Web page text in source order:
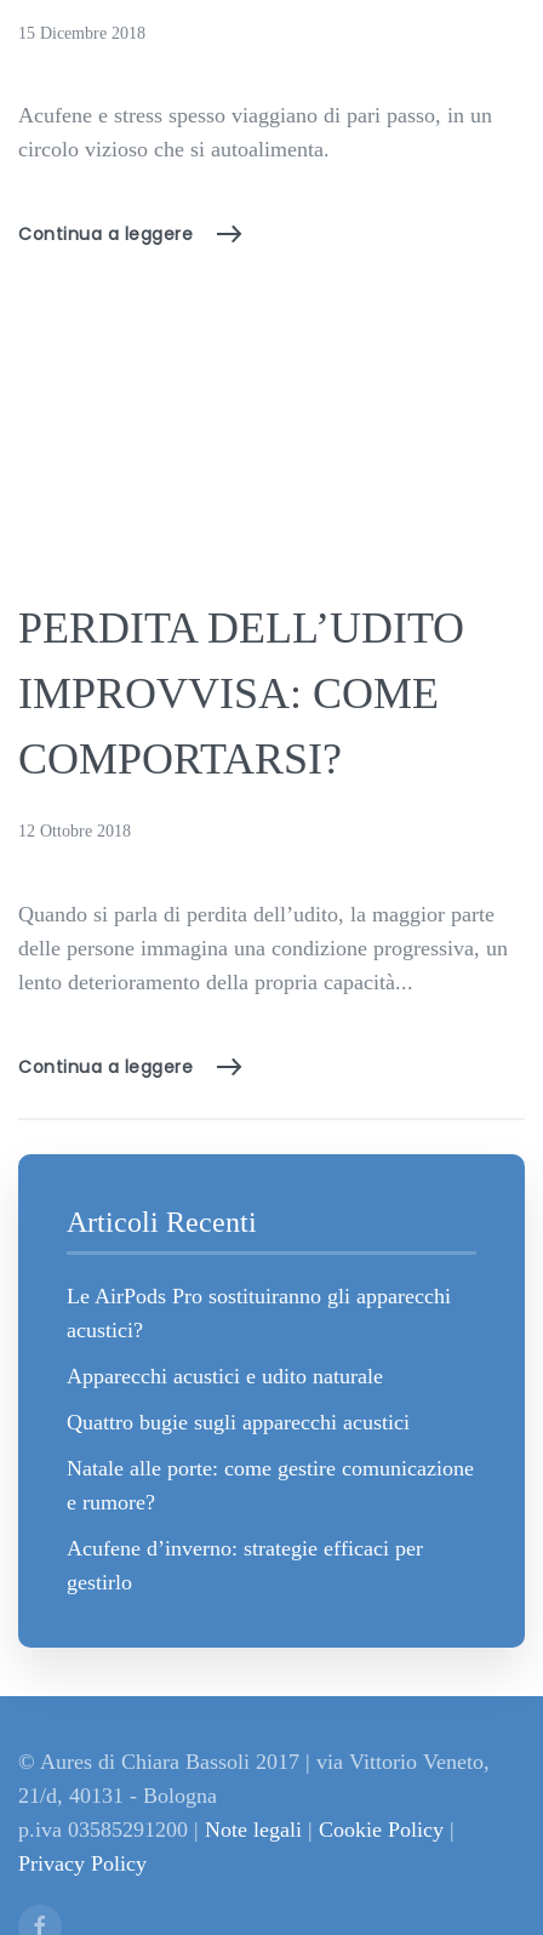
15 Dicembre 2018
Acufene e stress spesso viaggiano di pari passo, in un
circolo vizioso che si autoalimenta.
Continua a leggere
PERDITA DELL’UDITO
IMPROVVISA: COME
COMPORTARSI?
12 Ottobre 2018
Quando si parla di perdita dell’udito, la maggior parte
delle persone immagina una condizione progressiva, un
lento deterioramento della propria capacità...
Continua a leggere
Articoli Recenti
Le AirPods Pro sostituiranno gli apparecchi
acustici?
Apparecchi acustici e udito naturale
Quattro bugie sugli apparecchi acustici
Natale alle porte: come gestire comunicazione
e rumore?
Acufene d’inverno: strategie efficaci per
gestirlo
© Aures di Chiara Bassoli 2017 | via Vittorio Veneto,
21/d, 40131 - Bologna
p.iva 03585291200 | Note legali | Cookie Policy |
Privacy Policy